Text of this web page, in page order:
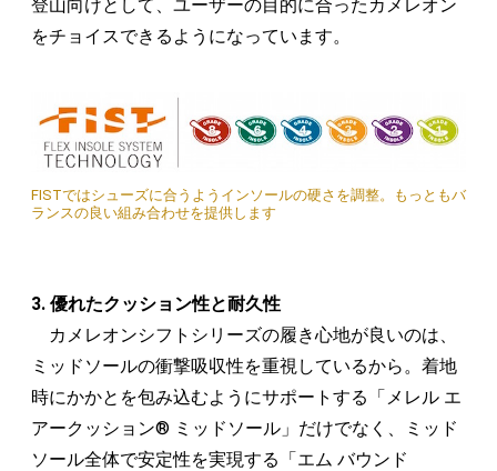
登山向けとして、ユーザーの目的に合ったカメレオン
をチョイスできるようになっています。
FISTではシューズに合うようインソールの硬さを調整。もっともバ
ランスの良い組み合わせを提供します
3. 優れたクッション性と耐久性
カメレオンシフトシリーズの履き心地が良いのは、
ミッドソールの衝撃吸収性を重視しているから。着地
時にかかとを包み込むようにサポートする「メレル エ
アークッション® ミッドソール」だけでなく、ミッド
ソール全体で安定性を実現する「エム バウンド